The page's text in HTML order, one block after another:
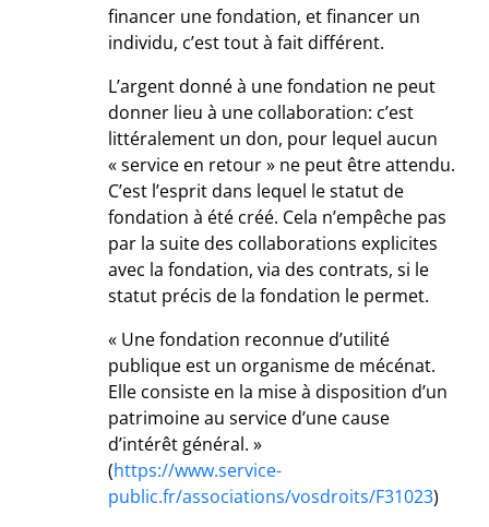
financer une fondation, et financer un
individu, c’est tout à fait différent.
L’argent donné à une fondation ne peut
donner lieu à une collaboration: c’est
littéralement un don, pour lequel aucun
« service en retour » ne peut être attendu.
C’est l’esprit dans lequel le statut de
fondation à été créé. Cela n’empêche pas
par la suite des collaborations explicites
avec la fondation, via des contrats, si le
statut précis de la fondation le permet.
« Une fondation reconnue d’utilité
publique est un organisme de mécénat.
Elle consiste en la mise à disposition d’un
patrimoine au service d’une cause
d’intérêt général. »
(https://www.service-
public.fr/associations/vosdroits/F31023)